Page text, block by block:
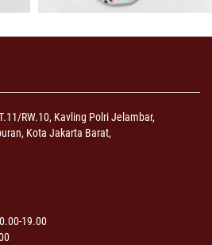
RW.10, Kavling Polri Jelambar,
Kota Jakarta Barat,
19.00